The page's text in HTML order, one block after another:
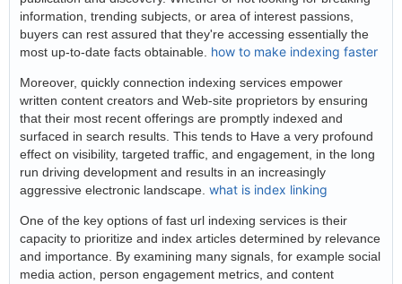
information, trending subjects, or area of interest passions,
buyers can rest assured that they're accessing essentially the
most up-to-date facts obtainable. how to make indexing faster
Moreover, quickly connection indexing services empower
written content creators and Web-site proprietors by ensuring
that their most recent offerings are promptly indexed and
surfaced in search results. This tends to Have a very profound
effect on visibility, targeted traffic, and engagement, in the long
run driving development and results in an increasingly
aggressive electronic landscape. what is index linking
One of the key options of fast url indexing services is their
capacity to prioritize and index articles determined by relevance
and importance. By examining many signals, for example social
media action, person engagement metrics, and content